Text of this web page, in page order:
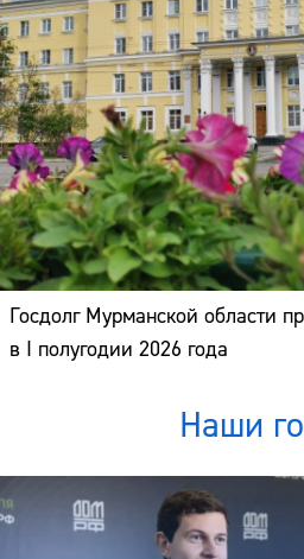
Госдолг Мурманской области
в I полугодии 2026 года
Наши